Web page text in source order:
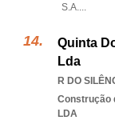
S.A....
Quinta
Lda
R DO
Construção
LDA